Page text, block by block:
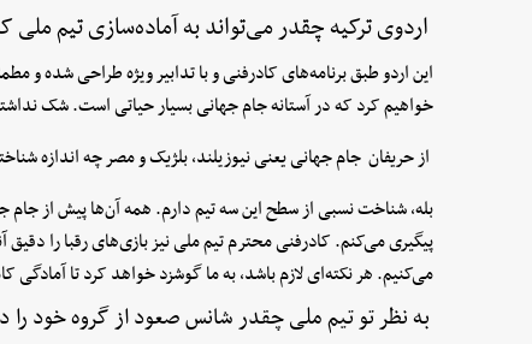
اردوی ترکیه چقدر می‌تواند به آماده‌سازی تیم
این اردو طبق برنامه‌های کادرفنی و با تدابیر ویژه طراحی شده و
خواهیم کرد که در آستانه جام جهانی بسیار حیاتی است. شک
از حریفان جام جهانی یعنی نیوزیلند، بلژیک و مصر چه اندازه
بله، شناخت نسبی از سطح این سه تیم دارم. همه آن‌ها پیش از جام
پیگیری می‌کنم. کادرفنی محترم تیم ملی نیز بازی‌های رقبا را
می‌کنیم. هر نکته‌ای لازم باشد، به ما گوشزد خواهد کرد تا آمادگی
به نظر تو تیم ملی چقدر شانس صعود از گروه خود را